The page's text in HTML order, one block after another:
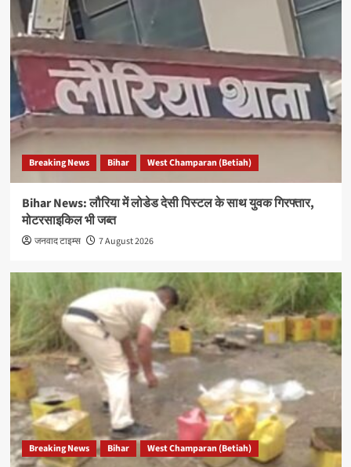
Breaking News Bihar West Champaran (Betiah)
Bihar News: लौरिया में लोडेड देसी पिस्टल के साथ युवक गिरफ्तार,
मोटरसाइकिल भी जब्त
जनवाद टाइम्स 7 August 2026
Breaking News Bihar West Champaran (Betiah)